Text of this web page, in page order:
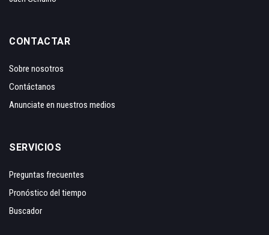
CONTACTAR
Sobre nosotros
Contáctanos
Anunciate en nuestros medios
SERVICIOS
Preguntas frecuentes
Pronóstico del tiempo
Buscador